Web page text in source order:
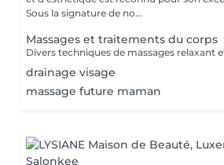
Sous la signature de no...
Massages et traitements du corps
drainage visage
massage future maman